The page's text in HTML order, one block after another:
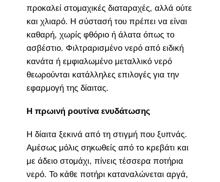
προκαλεί στομαχικές διαταραχές, αλλά ούτε
και χλιαρό. Η σύστασή του πρέπει να είναι
καθαρή, χωρίς φθόριο ή άλατα όπως το
ασβέστιο. Φιλτραρισμένο νερό από ειδική
κανάτα ή εμφιαλωμένο μεταλλικό νερό
θεωρούνται κατάλληλες επιλογές για την
εφαρμογή της δίαιτας.
Η πρωινή ρουτίνα ενυδάτωσης
Η δίαιτα ξεκινά από τη στιγμή που ξυπνάς.
Αμέσως μόλις σηκωθείς από το κρεβάτι και
με άδειο στομάχι, πίνεις τέσσερα ποτήρια
νερό. Το κάθε ποτήρι καταναλώνεται αργά,